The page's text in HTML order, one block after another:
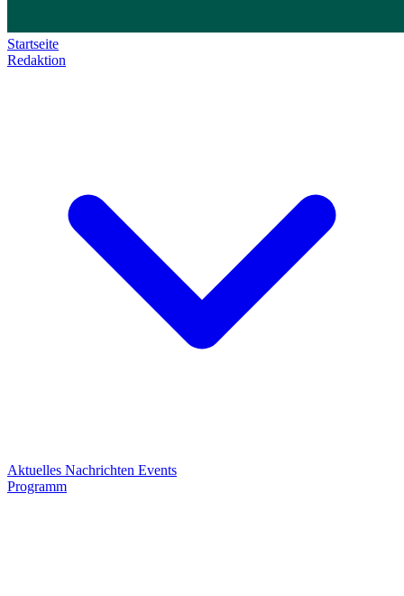
Startseite
Redaktion
Aktuelles Nachrichten Events
Programm